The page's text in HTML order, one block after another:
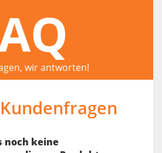
wir antworten!
noch keine